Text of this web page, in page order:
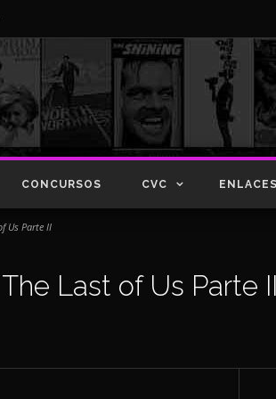
CONCURSOS CVC
Us Parte II
Last of Us Parte